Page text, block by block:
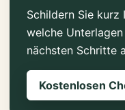
Schildern Sie kurz
welche
nächsten Schritte
Kostenlosen